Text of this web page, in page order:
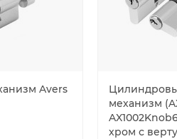
Avers
механизм
хром с